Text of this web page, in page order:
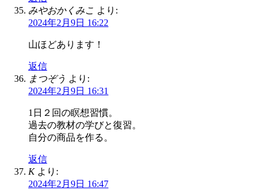
みやおかくみこ より:
2024年2月9日 16:22
山ほどあります！
返信
まつぞう より:
2024年2月9日 16:31
1日２回の瞑想習慣。
過去の教材の学びと復習。
自分の商品を作る。
返信
K より:
2024年2月9日 16:47